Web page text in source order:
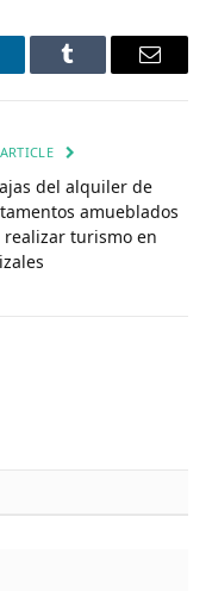
Tumblr Email
del alquiler de
amueblados
realizar turismo en